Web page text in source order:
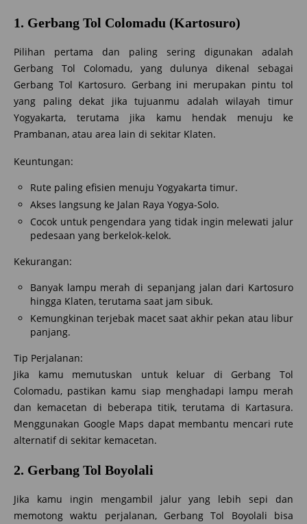
1. Gerbang Tol Colomadu (Kartosuro)
Pilihan pertama dan paling sering digunakan adalah
Gerbang Tol Colomadu, yang dulunya dikenal sebagai
Gerbang Tol Kartosuro. Gerbang ini merupakan pintu tol
yang paling dekat jika tujuanmu adalah wilayah timur
Yogyakarta, terutama jika kamu hendak menuju ke
Prambanan, atau area lain di sekitar Klaten.
Keuntungan:
Rute paling efisien menuju Yogyakarta timur.
Akses langsung ke Jalan Raya Yogya-Solo.
Cocok untuk pengendara yang tidak ingin melewati jalur
pedesaan yang berkelok-kelok.
Kekurangan:
Banyak lampu merah di sepanjang jalan dari Kartosuro
hingga Klaten, terutama saat jam sibuk.
Kemungkinan terjebak macet saat akhir pekan atau libur
panjang.
Tip Perjalanan:
Jika kamu memutuskan untuk keluar di Gerbang Tol
Colomadu, pastikan kamu siap menghadapi lampu merah
dan kemacetan di beberapa titik, terutama di Kartasura.
Menggunakan Google Maps dapat membantu mencari rute
alternatif di sekitar kemacetan.
2. Gerbang Tol Boyolali
Jika kamu ingin mengambil jalur yang lebih sepi dan
memotong waktu perjalanan, Gerbang Tol Boyolali bisa